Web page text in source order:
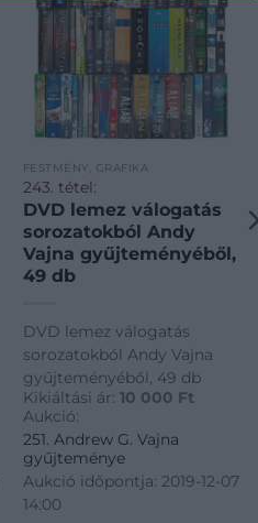
FESTMÉNY, GRAFIKA
243. tétel:
DVD lemez válogatás
sorozatokból Andy
Vajna gyűjteményéből,
49 db
DVD lemez válogatás
sorozatokból Andy Vajna
gyűjteményéből, 49 db
Kikiáltási ár: 10 000 Ft
Aukció:
251. Andrew G. Vajna
gyűjteménye
Aukció időpontja: 2019-12-07
14:00